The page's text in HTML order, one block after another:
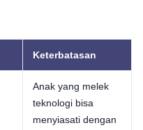
Keterbatasan
Anak yang melek
teknologi bisa
menyiasati dengan